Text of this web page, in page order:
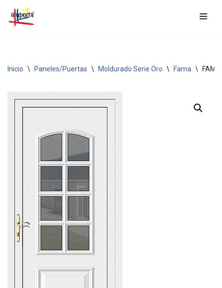
Saltar
Inicio \ Paneles/Puertas \ Moldurado Serie Oro \ Fama \